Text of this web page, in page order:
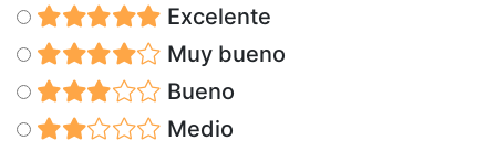
Excelente
Muy bueno
Bueno
Medio